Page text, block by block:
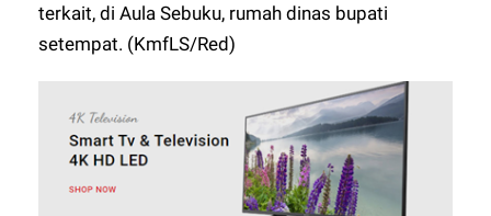
terkait, di Aula Sebuku, rumah dinas bupati
setempat. (KmfLS/Red)